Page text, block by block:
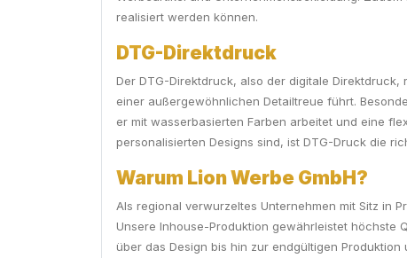
realisiert werden können.
DTG-Direktdruck
Der DTG-Direktdruck, also der digitale
einer außergewöhnlichen Detailtreue führt.
er mit wasserbasierten Farben arbeitet und eine
personalisierten Designs sind, ist DTG-Druck die
Warum Lion Werbe GmbH?
Als regional verwurzeltes Unternehmen mit Sitz in
Unsere Inhouse-Produktion gewährleistet höchste
über das Design bis hin zur endgültigen